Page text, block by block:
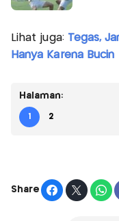
Lihat juga: Tegas,
Hanya Karena Bucin
Halaman:
1 2
Share